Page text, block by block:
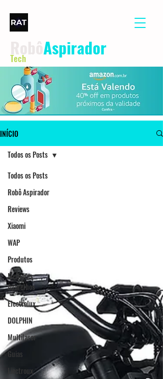
Aspirador
Tech
INÍCIO
Todos os Posts
Robô Aspirador
Reviews
Xiaomi
WAP
Produtos
Melhores
Aparelhos
Electrolux
DOLPHIN
Multilaser
Guias
Liectroux
Todos os Posts